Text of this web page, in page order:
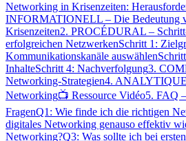
Networking in Krisenzeiten:
INFORMATIONELL – Die Bedeutung
Krisenzeiten2. PROCÉDURAL –
erfolgreichen NetzwerkenSchritt 1:
Kommunikationskanäle auswählen
InhalteSchritt 4: Nachverfolgung3.
Networking-Strategien4. ANALYTIQUE
Networking📺 Ressource Vidéo5. FAQ
FragenQ1: Wie finde ich die richtigen
digitales Networking genauso effektiv
Networking?Q3: Was sollte ich bei